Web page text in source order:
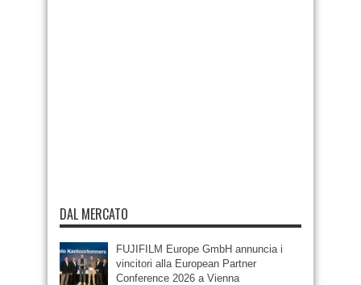
DAL MERCATO
FUJIFILM Europe GmbH annuncia i
vincitori alla European Partner
Conference 2026 a Vienna